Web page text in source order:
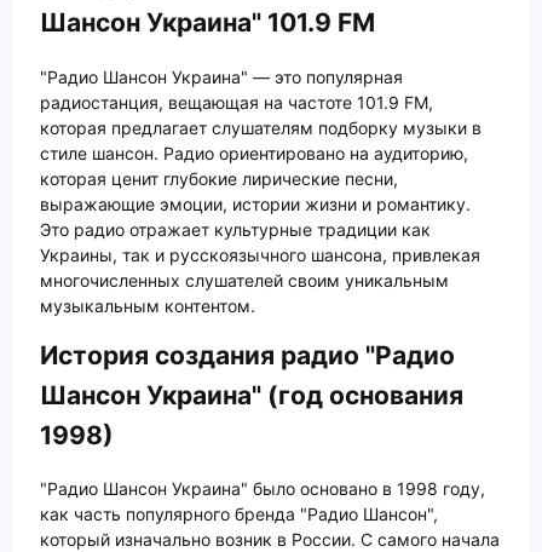
Шансон Украина" 101.9 FM
"Радио Шансон Украина" — это популярная
радиостанция, вещающая на частоте 101.9 FM,
которая предлагает слушателям подборку музыки в
стиле шансон. Радио ориентировано на аудиторию,
которая ценит глубокие лирические песни,
выражающие эмоции, истории жизни и романтику.
Это радио отражает культурные традиции как
Украины, так и русскоязычного шансона, привлекая
многочисленных слушателей своим уникальным
музыкальным контентом.
История создания радио "Радио
Шансон Украина" (год основания
1998)
"Радио Шансон Украина" было основано в 1998 году,
как часть популярного бренда "Радио Шансон",
который изначально возник в России. С самого начала